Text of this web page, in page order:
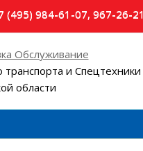
(495) 984-61-07, 967-26-21
Обслуживание
и Спецтехники
области